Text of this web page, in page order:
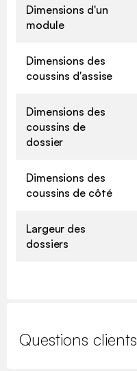
Dimensions d'un
module
Dimensions des
coussins d'assise
Dimensions des
coussins de
dossier
Dimensions des
coussins de côté
Largeur des
dossiers
Questions clients